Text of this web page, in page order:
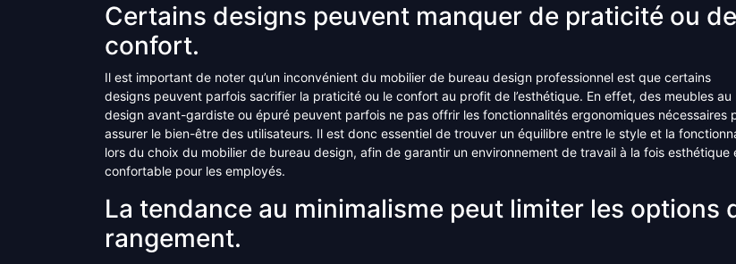
Certains designs peuvent manquer de praticité ou de
confort.
Il est important de noter qu’un inconvénient du mobilier de bureau design professionnel est que certains
designs peuvent parfois sacrifier la praticité ou le confort au profit de l’esthétique. En effet, des meubles au
design avant-gardiste ou épuré peuvent parfois ne pas offrir les fonctionnalités ergonomiques nécessaires
assurer le bien-être des utilisateurs. Il est donc essentiel de trouver un équilibre entre le style et la
lors du choix du mobilier de bureau design, afin de garantir un environnement de travail à la fois esthétique
confortable pour les employés.
La tendance au minimalisme peut limiter les options
rangement.